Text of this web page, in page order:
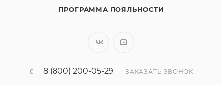
ПРОГРАММА ЛОЯЛЬНОСТИ
8 (800) 200-05-29 ЗАКАЗАТЬ ЗВОНОК